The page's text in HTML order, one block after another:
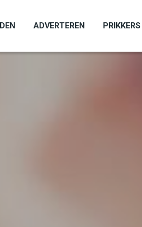
ADVERTEREN PRIKKERS